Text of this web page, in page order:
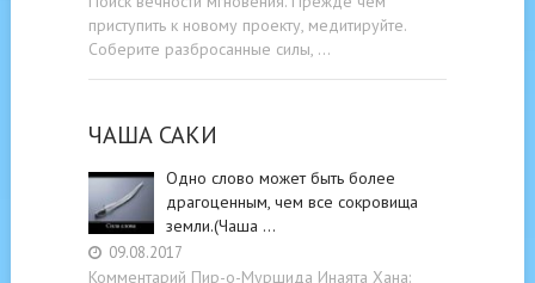
приступить к новому проекту, медитируйте.
Соберите разбросанные силы, …
ЧАША САКИ
Одно слово может быть более
драгоценным, чем все сокровища
земли.(Чаша …
09.08.2017
Комментарий Пир-о-Муршида Инаята Хана: